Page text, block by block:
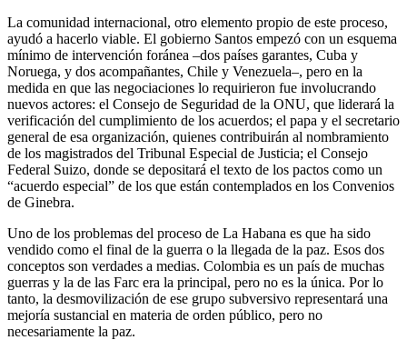
La comunidad internacional, otro elemento propio de este proceso,
ayudó a hacerlo viable. El gobierno Santos empezó con un esquema
mínimo de intervención foránea –dos países garantes, Cuba y
Noruega, y dos acompañantes, Chile y Venezuela–, pero en la
medida en que las negociaciones lo requirieron fue involucrando
nuevos actores: el Consejo de Seguridad de la ONU, que liderará la
verificación del cumplimiento de los acuerdos; el papa y el secretario
general de esa organización, quienes contribuirán al nombramiento
de los magistrados del Tribunal Especial de Justicia; el Consejo
Federal Suizo, donde se depositará el texto de los pactos como un
“acuerdo especial” de los que están contemplados en los Convenios
de Ginebra.
Uno de los problemas del proceso de La Habana es que ha sido
vendido como el final de la guerra o la llegada de la paz. Esos dos
conceptos son verdades a medias. Colombia es un país de muchas
guerras y la de las Farc era la principal, pero no es la única. Por lo
tanto, la desmovilización de ese grupo subversivo representará una
mejoría sustancial en materia de orden público, pero no
necesariamente la paz.